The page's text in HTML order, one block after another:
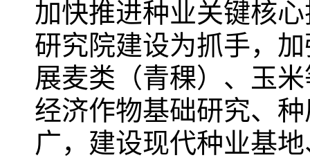
加快推进种业关键核
研究院建设为抓手，
展麦类（青稞）、玉
经济作物基础研究、
广，建设现代种业基